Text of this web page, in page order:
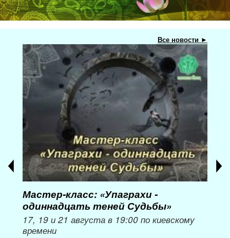
Все новости ►
Мастер-класс: «Упаграхи -
одиннадцать теней Судьбы»
17, 19 и 21 августа в 19:00 по киевскому
времени